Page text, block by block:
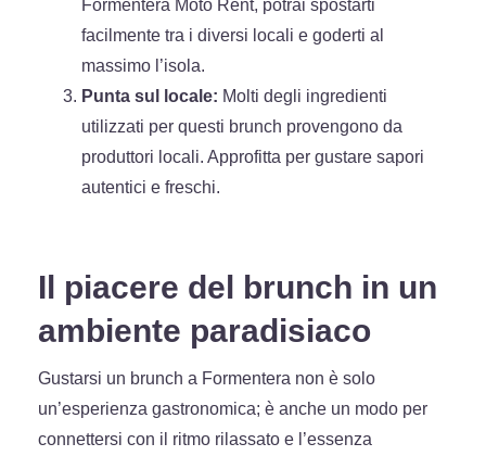
Formentera Moto Rent, potrai spostarti
facilmente tra i diversi locali e goderti al
massimo l’isola.
Punta sul locale: Molti degli ingredienti
utilizzati per questi brunch provengono da
produttori locali. Approfitta per gustare sapori
autentici e freschi.
Il piacere del brunch in un
ambiente paradisiaco
Gustarsi un brunch a Formentera non è solo
un’esperienza gastronomica; è anche un modo per
connettersi con il ritmo rilassato e l’essenza